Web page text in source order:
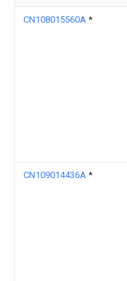
CN108015560A *
CN109014436A *